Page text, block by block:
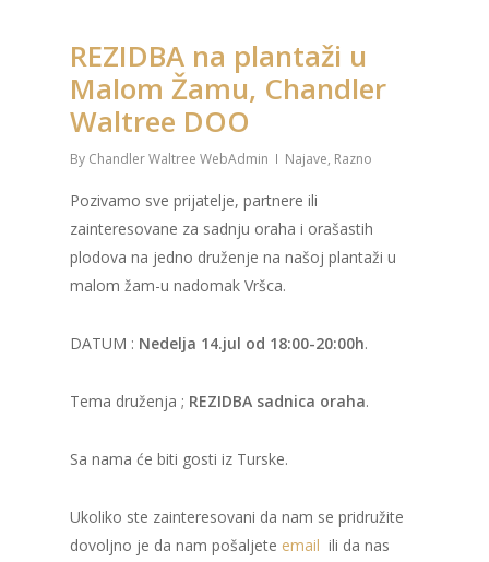
REZIDBA na plantaži u
Malom Žamu, Chandler
Waltree DOO
By Chandler Waltree WebAdmin Najave, Razno
Pozivamo sve prijatelje, partnere ili
zainteresovane za sadnju oraha i orašastih
plodova na jedno druženje na našoj plantaži u
malom žam-u nadomak Vršca.
DATUM : Nedelja 14.jul od 18:00-20:00h.
Tema druženja ; REZIDBA sadnica oraha.
Sa nama će biti gosti iz Turske.
Ukoliko ste zainteresovani da nam se pridružite
dovoljno je da nam pošaljete email ili da nas